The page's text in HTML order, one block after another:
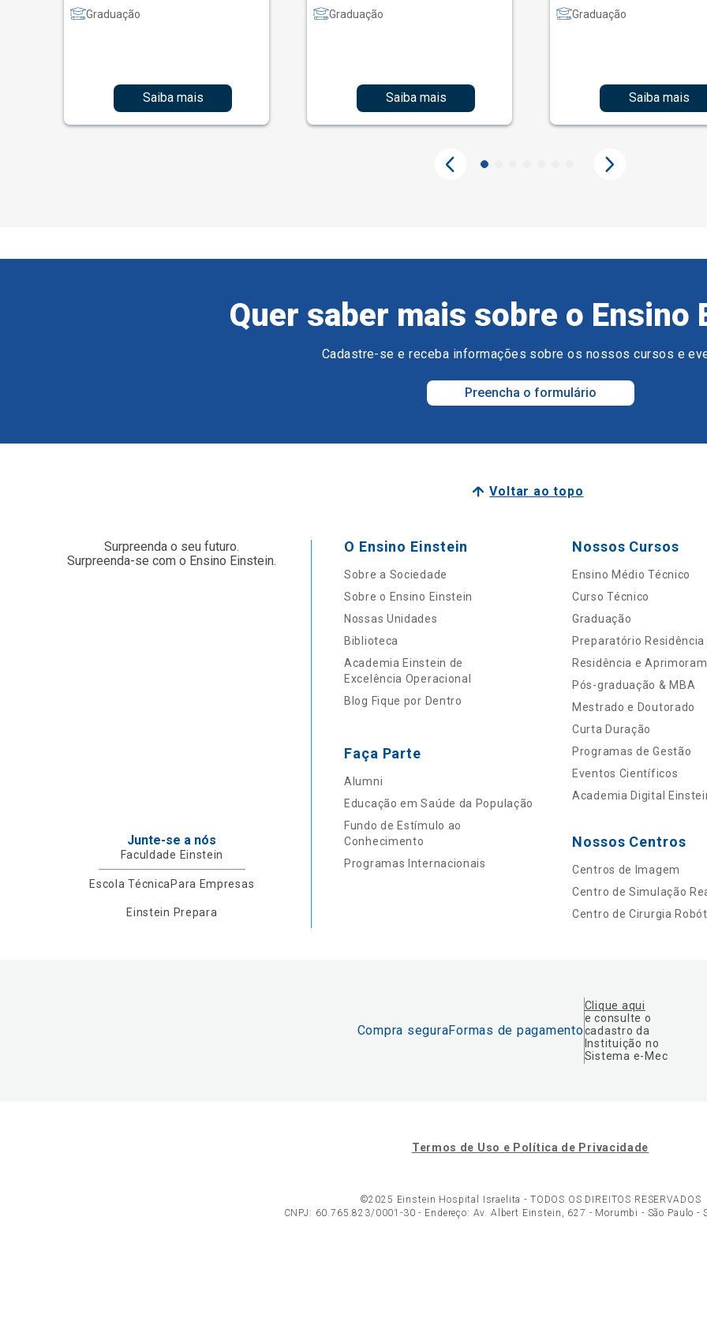
Graduação
Saiba mais
Graduação
Saiba mais
Graduação
Saiba mais
Quer saber mais sobre o Ensino
Cadastre-se e receba informações sobre os nossos cursos e
Preencha o formulário
Voltar ao topo
Surpreenda o seu futuro.
Surpreenda-se com o Ensino Einstein.
Junte-se a nós
Faculdade Einstein
Escola TécnicaPara Empresas
Einstein Prepara
O Ensino Einstein
Sobre a Sociedade
Sobre o Ensino Einstein
Nossas Unidades
Biblioteca
Academia Einstein de
Excelência Operacional
Blog Fique por Dentro
Faça Parte
Alumni
Educação em Saúde da População
Fundo de Estímulo ao
Conhecimento
Programas Internacionais
Nossos Cursos
Ensino Médio Técnico
Curso Técnico
Graduação
Preparatório Residência
Residência e
Pós-graduação & MBA
Mestrado e Doutorado
Curta Duração
Programas de Gestão
Eventos Científicos
Academia Digital
Nossos Centros
Centros de Imagem
Centro de Simulação
Centro de Cirurgia
Compra seguraFormas de pagamento
Clique aqui
e consulte o
cadastro da
Instituição no
Sistema e-Mec
Termos de Uso e Política de Privacidade
©2025 Einstein Hospital Israelita - TODOS OS DIREITOS RESERVADOS
CNPJ: 60.765.823/0001-30 - Endereço: Av. Albert Einstein, 627 - Morumbi - São Paulo -